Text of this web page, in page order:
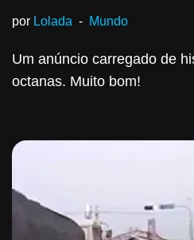
por Lolada Mundo
Um anúncio carregado de
octanas. Muito bom!